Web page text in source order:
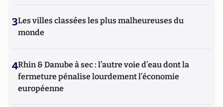
3Les villes classées les plus malheureuses du
monde
4Rhin & Danube à sec : l’autre voie d’eau dont la
fermeture pénalise lourdement l’économie
européenne